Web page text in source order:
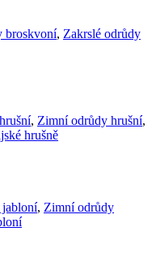
broskvoní, Zakrslé odrůdy
, Zimní odrůdy hrušní,
hrušně
jabloní, Zimní odrůdy